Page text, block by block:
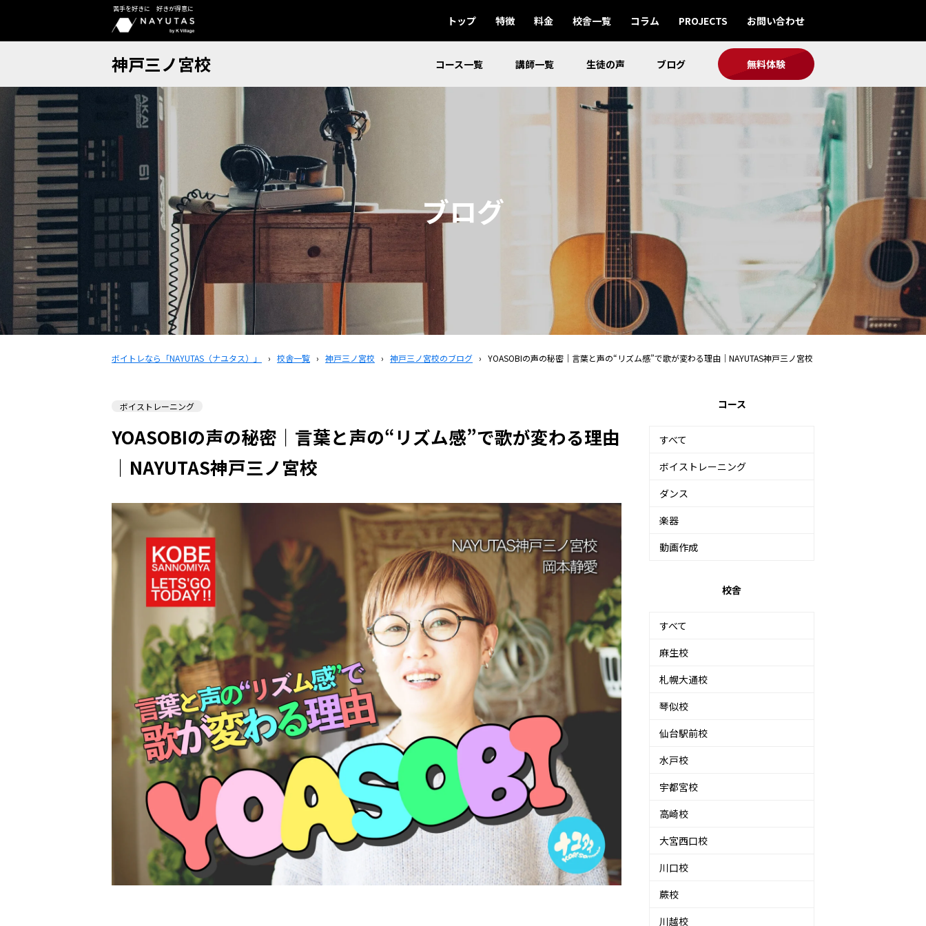
苦手を好きに 好きが得意に
トップ 特徴 料金 校舎一覧 コラム PROJECTS お問い合わせ
神戸三ノ宮校 コース一覧 講師一覧 生徒の声 ブログ 無料体験
ブログ
ボイトレなら「NAYUTAS（ナユタス）」 › 校舎一覧 › 神戸三ノ宮校 › 神戸三ノ宮校のブログ › YOASOBIの声の秘密｜言葉と声の“リズム感”で歌が変わる理由｜NAYUTAS神戸三ノ宮校
ボイストレーニング
YOASOBIの声の秘密｜言葉と声の“リズム感”で歌が変わる理由
｜NAYUTAS神戸三ノ宮校
コース
すべて
ボイストレーニング
ダンス
楽器
動画作成
校舎
すべて
麻生校
札幌大通校
琴似校
仙台駅前校
水戸校
宇都宮校
高崎校
大宮西口校
川口校
蕨校
川越校